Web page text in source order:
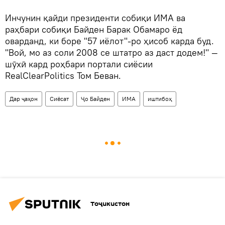
Инчунин қайди президенти собиқи ИМА ва
раҳбари собиқи Байден Барак Обамаро ёд
оварданд, ки боре "57 иёлот"-ро ҳисоб карда буд.
"Вой, мо аз соли 2008 се штатро аз даст додем!" —
шӯхӣ кард роҳбари портали сиёсии
RealClearPolitics Том Беван.
Дар ҷаҳон Сиёсат Ҷо Байден ИМА иштибоҳ
Тоҷикистон